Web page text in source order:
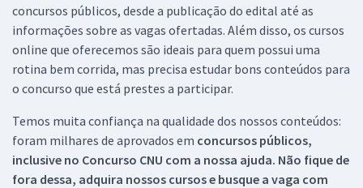
concursos públicos, desde a publicação do edital até as
informações sobre as vagas ofertadas. Além disso, os cursos
online que oferecemos são ideais para quem possui uma
rotina bem corrida, mas precisa estudar bons conteúdos para
o concurso que está prestes a participar.
Temos muita confiança na qualidade dos nossos conteúdos:
foram milhares de aprovados em concursos públicos,
inclusive no Concurso CNU com a nossa ajuda. Não fique de
fora dessa, adquira nossos cursos e busque a vaga com